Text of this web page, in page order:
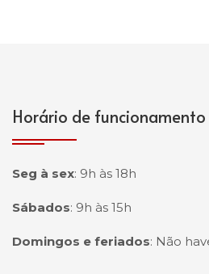
Horário de funcionamento
Seg à sex: 9h às 18h
Sábados: 9h às 15h
Domingos e feriados: Não